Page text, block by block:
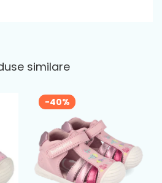
similare
-40%